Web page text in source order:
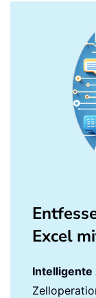
Excel